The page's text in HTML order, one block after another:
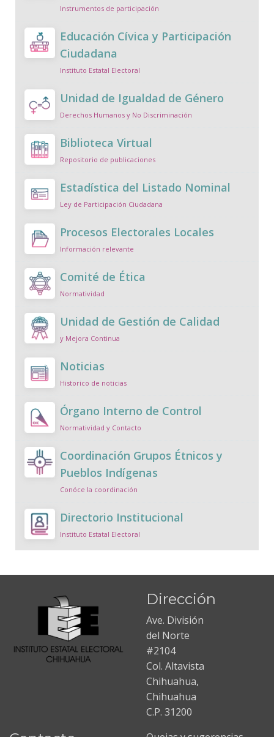
Instrumentos de participación
Educación Cívica y Participación
Ciudadana
Instituto Estatal Electoral
Unidad de Igualdad de Género
Derechos Humanos y No Discriminación
Biblioteca Virtual
Repositorio de publicaciones
Estadística del Listado Nominal
Ley de Participación Ciudadana
Procesos Electorales Locales
Información relevante
Comité de Ética
Normatividad
Unidad de Gestión de Calidad
y Mejora Continua
Noticias
Historico de noticias
Órgano Interno de Control
Normatividad y Contacto
Coordinación Grupos Étnicos y
Pueblos Indígenas
Conóce la coordinación
Directorio Institucional
Instituto Estatal Electoral
Dirección
Ave. División
del Norte
#2104
Col. Altavista
Chihuahua,
Chihuahua
C.P. 31200